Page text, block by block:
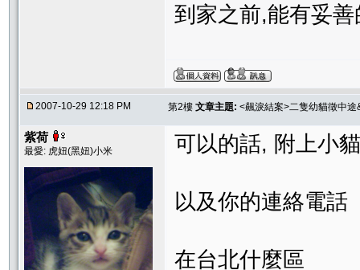
到家之前,能有妥
2007-10-29 12:18 PM 第2樓 文章主題: <飆淚結案>二隻幼貓徵中
紫荷
最愛: 虎妞(黑妞)小米 可以的話, 附上小
以及你的連絡電話
在台北什麼區